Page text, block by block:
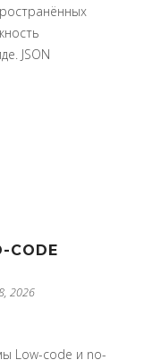
JSON
CODE
2026
Low-code и no-